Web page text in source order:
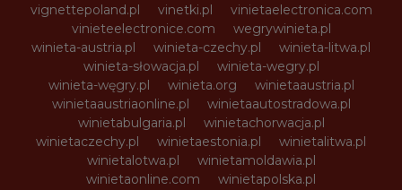
vignettepoland.pl
vinetki.pl
vinietaelectronica.com
vinieteelectronice.com
wegrywinieta.pl
winieta-austria.pl
winieta-czechy.pl
winieta-litwa.pl
winieta-słowacja.pl
winieta-wegry.pl
winieta-węgry.pl
winieta.org
winietaaustria.pl
winietaaustriaonline.pl
winietaautostradowa.pl
winietabulgaria.pl
winietachorwacja.pl
winietaczechy.pl
winietaestonia.pl
winietalitwa.pl
winietalotwa.pl
winietamoldawia.pl
winietaonline.com
winietapolska.pl